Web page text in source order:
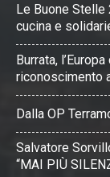
Le Buone
cucina e
Burrata,
riconoscimento
Dalla OP
Salvatore
“MAI PIÙ